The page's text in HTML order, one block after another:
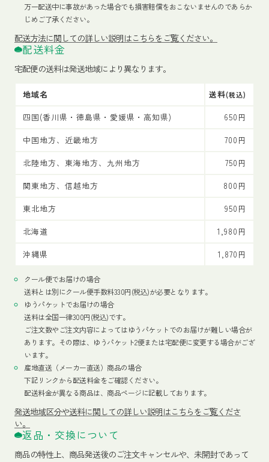
万一配送中に事故があった場合でも損害賠償をおこないませんのであらか
じめご了承ください。
配送方法に関しての詳しい説明はこちらをご覧ください。
配送料金
宅配便の送料は発送地域により異なります。
地域名 送料(税込)
四国(香川県・徳島県・愛媛県・高知県)
650円
中国地方、近畿地方
700円
北陸地方、東海地方、九州地方
750円
関東地方、信越地方
800円
東北地方
950円
北海道
1,980円
沖縄県
1,870円
クール便でお届けの場合
送料とは別にクール便手数料330円(税込)が必要となります。
ゆうパケットでお届けの場合
送料は全国一律300円(税込)です。
ご注文数やご注文内容によってはゆうパケットでのお届けが難しい場合が
あります。その際は、ゆうパケット2便または宅配便に変更する場合がござ
います。
産地直送（メーカー直送）商品の場合
下記リンクから配送料金をご確認ください。
配送料金が異なる商品は、商品ページに記載しております。
発送地域区分や送料に関しての詳しい説明はこちらをご覧くださ
い。
返品・交換について
商品の特性上、商品発送後のご注文キャンセルや、未開封であって